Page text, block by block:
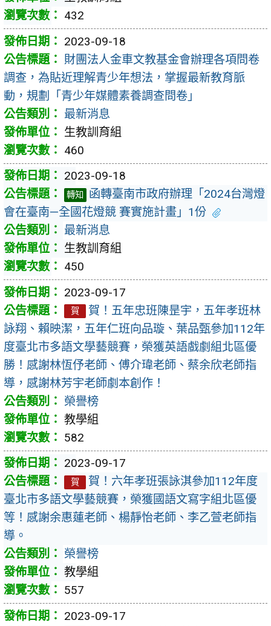
432
2023-09-18
財團法人金車文教基金會辦理各項問卷
調查，為貼近理解青少年想法，掌握最新教育脈
動，規劃「青少年媒體素養調查問卷」
最新消息
生教訓育組
460
2023-09-18
轉知
函轉臺南市政府辦理「2024台灣燈
會在臺南—全國花燈競 賽實施計畫」1份
最新消息
生教訓育組
450
2023-09-17
賀
賀！五年忠班陳昰宇，五年孝班林
詠翔、賴映潔，五年仁班向品璇、葉品甄參加112年
度臺北市多語文學藝競賽，榮獲英語戲劇組北區優
勝！感謝林恆伃老師、傅介瑋老師、蔡余欣老師指
導，感謝林芳宇老師劇本創作！
榮譽榜
教學組
582
2023-09-17
賀
賀！六年孝班張詠淇參加112年度
臺北市多語文學藝競賽，榮獲國語文寫字組北區優
等！感謝余惠蓮老師、楊靜怡老師、李乙萱老師指
導。
榮譽榜
教學組
557
2023-09-17